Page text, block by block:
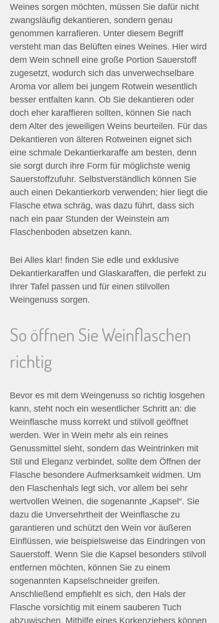
Weines sorgen möchten, müssen Sie dafür nicht
zwangsläufig dekantieren, sondern genau
genommen karrafieren. Unter diesem Begriff
versteht man das Belüften eines Weines. Hier wird
dem Wein schnell eine große Portion Sauerstoff
zugesetzt, wodurch sich das unverwechselbare
Aroma vor allem bei jungem Rotwein wesentlich
besser entfalten kann. Ob Sie dekantieren oder
doch eher karaffieren sollten, können Sie nach
dem Alter des jeweiligen Weins beurteilen. Für das
Dekantieren von älteren Rotweinen eignet sich
eine schmale Dekantierkaraffe am besten, denn
sie sorgt durch ihre Form für möglichste wenig
Sauerstoffzufuhr. Selbstverständlich können Sie
auch einen Dekantierkorb verwenden; hier liegt die
Flasche etwa schräg, was dazu führt, dass sich
nach ein paar Stunden der Weinstein am
Flaschenboden absetzen kann.
Bei Alles klar! finden Sie edle und exklusive
Dekantierkaraffen und Glaskaraffen, die perfekt zu
Ihrer Tafel passen und für einen stilvollen
Weingenuss sorgen.
So öffnen Sie Weinflaschen
richtig
Bevor es mit dem Weingenuss so richtig losgehen
kann, steht noch ein wesentlicher Schritt an: die
Weinflasche muss korrekt und stilvoll geöffnet
werden. Wer in Wein mehr als ein reines
Genussmittel sieht, sondern das Weintrinken mit
Stil und Eleganz verbindet, sollte dem Öffnen der
Flasche besondere Aufmerksamkeit widmen. Um
den Flaschenhals legt sich, vor allem bei sehr
wertvollen Weinen, die sogenannte „Kapsel“. Sie
dazu die Unversehrtheit der Weinflasche zu
garantieren und schützt den Wein vor äußeren
Einflüssen, wie beispielsweise das Eindringen von
Sauerstoff. Wenn Sie die Kapsel besonders stilvoll
entfernen möchten, können Sie zu einem
sogenannten Kapselschneider greifen.
Anschließend empfiehlt es sich, den Hals der
Flasche vorsichtig mit einem sauberen Tuch
abzuwischen. Mithilfe eines Korkenziehers können